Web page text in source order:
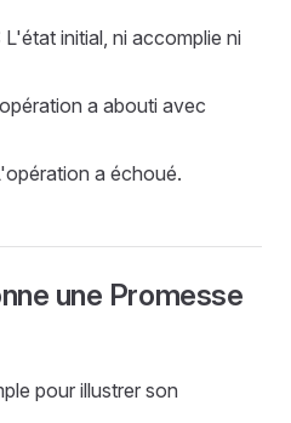
L'état initial, ni accomplie ni
a abouti avec
a échoué.
une Promesse
pour illustrer son